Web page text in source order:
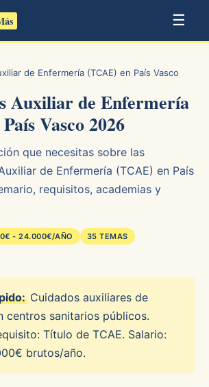
☰
de Enfermería (TCAE) en País Vasco
Auxiliar de Enfermería
Vasco 2026
que necesitas sobre las
de Enfermería (TCAE) en País
requisitos, academias y
- 24.000€/AÑO
35 TEMAS
Cuidados auxiliares de
centros sanitarios públicos.
Título de TCAE. Salario:
brutos/año.